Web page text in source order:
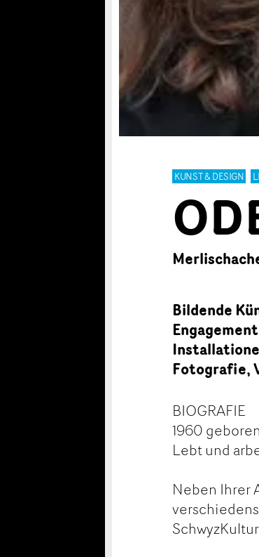
KUNST & DESIGN
Bildende
Fotografie,
BIOGRAFIE
1960
Lebt und
Neben Ihrer